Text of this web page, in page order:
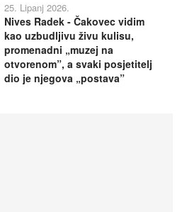
25. Lipanj 2026.
Nives Radek - Čakovec vidim
kao uzbudljivu živu kulisu,
promenadni „muzej na
otvorenom”, a svaki posjetitelj
dio je njegova „postava”